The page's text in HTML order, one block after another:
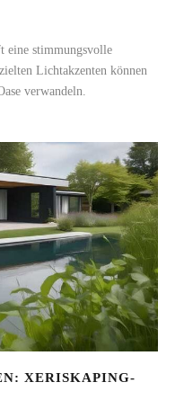
eine stimmungsvolle
Lichtakzenten können
verwandeln.
XERISKAPING-